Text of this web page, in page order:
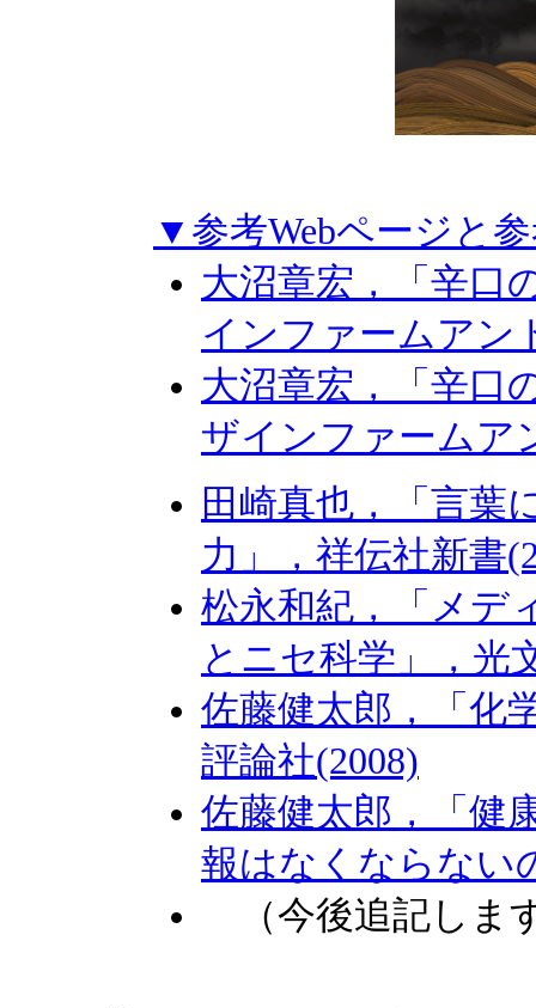
▼参考Webページと
大沼章宏，「辛口
インファームアン
大沼章宏，「辛口
ザインファームア
田崎真也，「言葉
力」，祥伝社新書
松永和紀，「メデ
とニセ科学」，光
佐藤健太郎，「化
評論社(2008)
佐藤健太郎，「健
報はなくならない
（今後追記しま